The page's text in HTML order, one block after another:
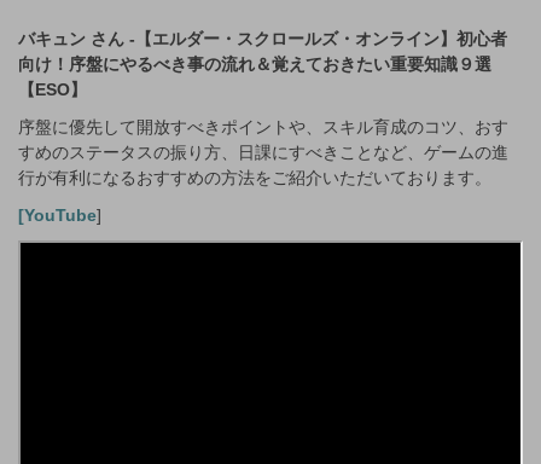
バキュン さん -【エルダー・スクロールズ・オンライン】初心者
向け！序盤にやるべき事の流れ＆覚えておきたい重要知識９選
【ESO】
序盤に優先して開放すべきポイントや、スキル育成のコツ、おす
すめのステータスの振り方、日課にすべきことなど、ゲームの進
行が有利になるおすすめの方法をご紹介いただいております。
[YouTube]